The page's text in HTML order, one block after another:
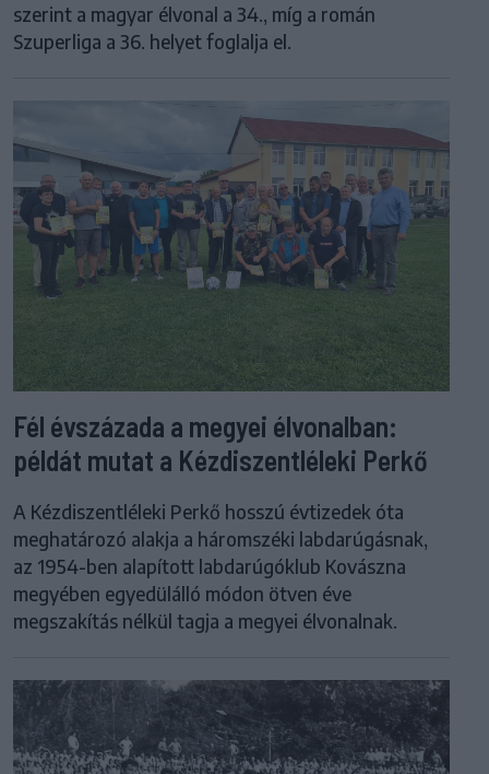
szerint a magyar élvonal a 34., míg a román
Szuperliga a 36. helyet foglalja el.
Fél évszázada a megyei élvonalban:
példát mutat a Kézdiszentléleki Perkő
A Kézdiszentléleki Perkő hosszú évtizedek óta
meghatározó alakja a háromszéki labdarúgásnak,
az 1954-ben alapított labdarúgóklub Kovászna
megyében egyedülálló módon ötven éve
megszakítás nélkül tagja a megyei élvonalnak.